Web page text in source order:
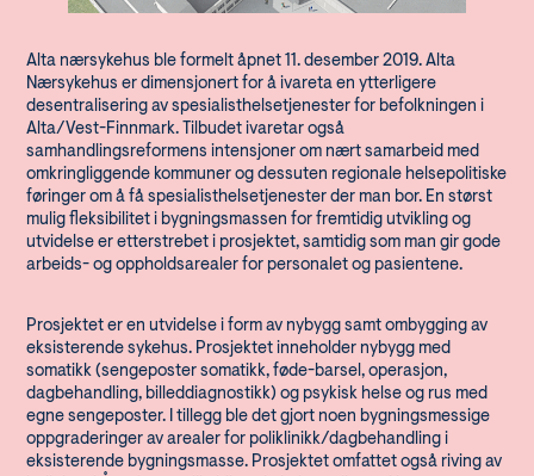
Alta nærsykehus ble formelt åpnet 11. desember 2019. Alta
Nærsykehus er dimensjonert for å ivareta en ytterligere
desentralisering av spesialisthelsetjenester for befolkningen i
Alta/Vest-Finnmark. Tilbudet ivaretar også
samhandlingsreformens intensjoner om nært samarbeid med
omkringliggende kommuner og dessuten regionale helsepolitiske
føringer om å få spesialisthelsetjenester der man bor. En størst
mulig fleksibilitet i bygningsmassen for fremtidig utvikling og
utvidelse er etterstrebet i prosjektet, samtidig som man gir gode
arbeids- og oppholdsarealer for personalet og pasientene.
Prosjektet er en utvidelse i form av nybygg samt ombygging av
eksisterende sykehus. Prosjektet inneholder nybygg med
somatikk (sengeposter somatikk, føde-barsel, operasjon,
dagbehandling, billeddiagnostikk) og psykisk helse og rus med
egne sengeposter. I tillegg ble det gjort noen bygningsmessige
oppgraderinger av arealer for poliklinikk/dagbehandling i
eksisterende bygningsmasse. Prosjektet omfattet også riving av